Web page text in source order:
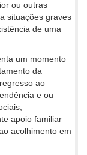
ou outras
situações graves
de uma
um momento
da
ao
e ou
apoio familiar
acolhimento em